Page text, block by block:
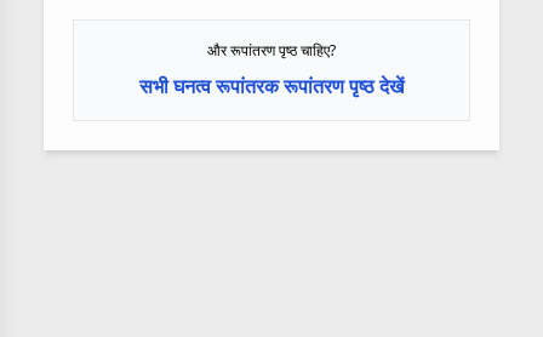
और रूपांतरण पृष्ठ चाहिए?
सभी घनत्व रूपांतरक रूपांतरण पृष्ठ देखें